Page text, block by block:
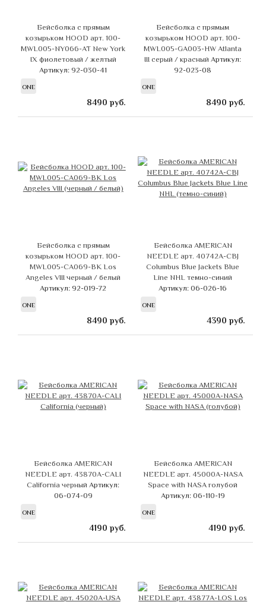
Бейсболка с прямым
козырьком HOOD арт. 100-
MWL005-NY066-AT New York
IX фиолетовый / желтый
Артикул: 92-030-41
ONE
8490 руб.
Бейсболка с прямым
козырьком HOOD арт. 100-
MWL005-GA003-HW Atlanta
III серый / красныйАртикул:
92-023-08
ONE
8490 руб.
Бейсболка с прямым
козырьком HOOD арт. 100-
MWL005-CA069-BK Los
Angeles VIII черный / белый
Артикул: 92-019-72
ONE
8490 руб.
Бейсболка AMERICAN
NEEDLE арт. 40742A-CBJ
Columbus Blue Jackets Blue
Line NHL темно-синий
Артикул: 06-026-16
ONE
4390 руб.
Бейсболка AMERICAN
NEEDLE арт. 43870A-CALI
California черныйАртикул:
06-074-09
ONE
4190 руб.
Бейсболка AMERICAN
NEEDLE арт. 45000A-NASA
Space with NASA голубой
Артикул: 06-110-19
ONE
4190 руб.